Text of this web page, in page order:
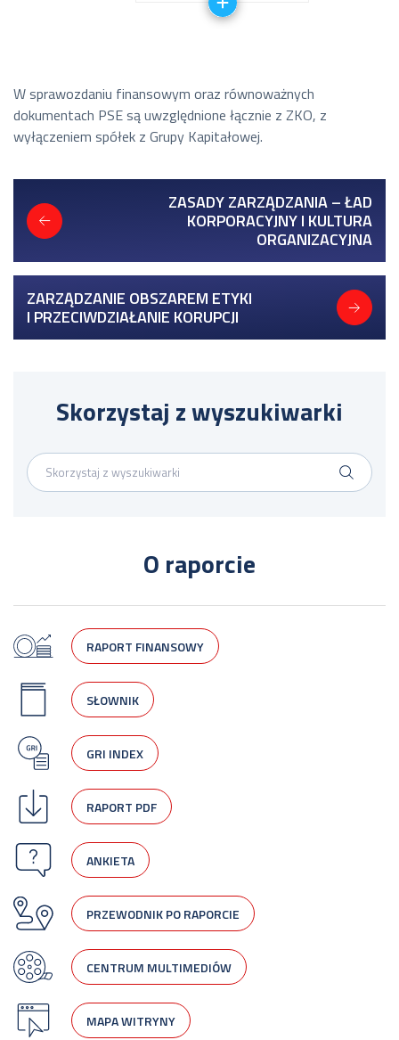
W sprawozdaniu finansowym oraz równoważnych
dokumentach PSE są uwzględnione łącznie z ZKO, z
wyłączeniem spółek z Grupy Kapitałowej.
ZASADY ZARZĄDZANIA – ŁAD
KORPORACYJNY I KULTURA
ORGANIZACYJNA
ZARZĄDZANIE OBSZAREM ETYKI
I PRZECIWDZIAŁANIE KORUPCJI
Skorzystaj z wyszukiwarki
O raporcie
RAPORT FINANSOWY
SŁOWNIK
GRI INDEX
RAPORT PDF
ANKIETA
PRZEWODNIK PO RAPORCIE
CENTRUM MULTIMEDIÓW
MAPA WITRYNY